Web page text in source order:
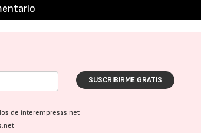
SUSCRIBIRME GRATIS
de interempresas.net